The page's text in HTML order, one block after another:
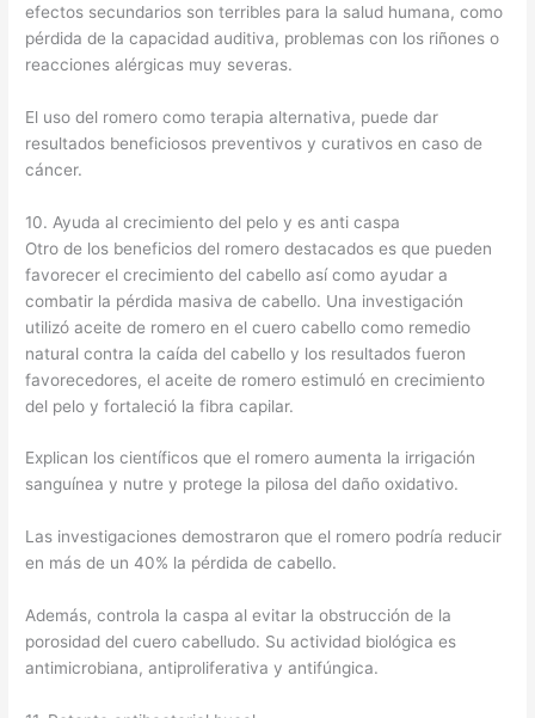
efectos secundarios son terribles para la salud humana, como
pérdida de la capacidad auditiva, problemas con los riñones o
reacciones alérgicas muy severas.
El uso del romero como terapia alternativa, puede dar
resultados beneficiosos preventivos y curativos en caso de
cáncer.
10. Ayuda al crecimiento del pelo y es anti caspa
Otro de los beneficios del romero destacados es que pueden
favorecer el crecimiento del cabello así como ayudar a
combatir la pérdida masiva de cabello. Una investigación
utilizó aceite de romero en el cuero cabello como remedio
natural contra la caída del cabello y los resultados fueron
favorecedores, el aceite de romero estimuló en crecimiento
del pelo y fortaleció la fibra capilar.
Explican los científicos que el romero aumenta la irrigación
sanguínea y nutre y protege la pilosa del daño oxidativo.
Las investigaciones demostraron que el romero podría reducir
en más de un 40% la pérdida de cabello.
Además, controla la caspa al evitar la obstrucción de la
porosidad del cuero cabelludo. Su actividad biológica es
antimicrobiana, antiproliferativa y antifúngica.